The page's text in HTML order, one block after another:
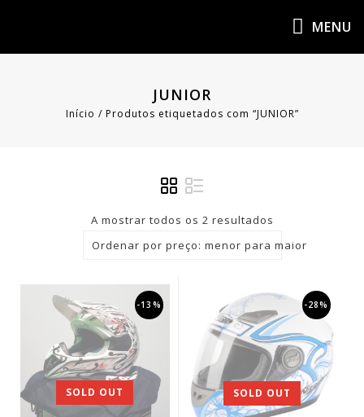
MENU
JUNIOR
Início / Produtos etiquetados com “JUNIOR”
A mostrar todos os 2 resultados
Ordenar por preço: menor para maior
SOLD OUT
-13%
SOLD OUT
-28%